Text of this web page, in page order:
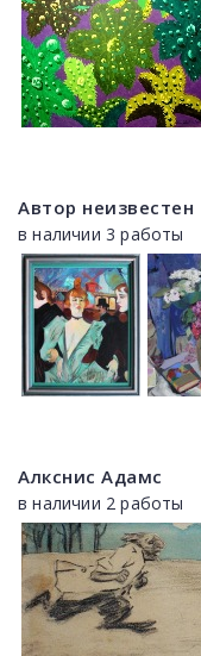
Автор неизвестен
в наличии 3 работы
Алкснис Адамс
в наличии 2 работы